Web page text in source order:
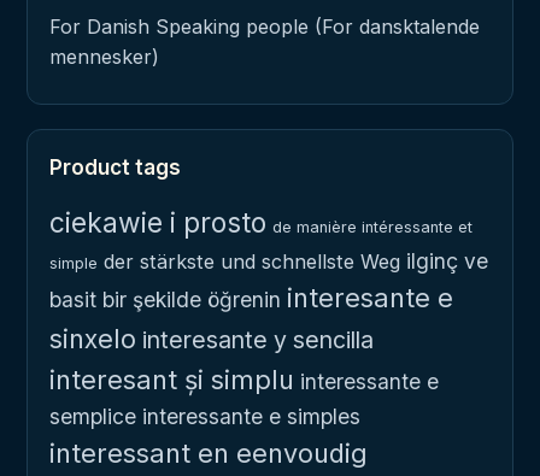
For Danish Speaking people (For dansktalende
mennesker)
Product tags
ciekawie i prosto de manière intéressante et
simple der stärkste und schnellste Weg ilginç ve
basit bir şekilde öğrenin interesante e
sinxelo interesante y sencilla
interesant și simplu interessante e
semplice interessante e simples
interessant en eenvoudig